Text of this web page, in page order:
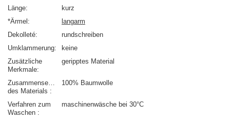
Länge
kurz
*Ärmel
langarm
Dekolleté
rundschreiben
Umklammerung
keine
Zusätzliche
Merkmale
geripptes Material
Zusammensetzung
des Materials
100% Baumwolle
Verfahren zum
Waschen
maschinenwäsche bei 30°C